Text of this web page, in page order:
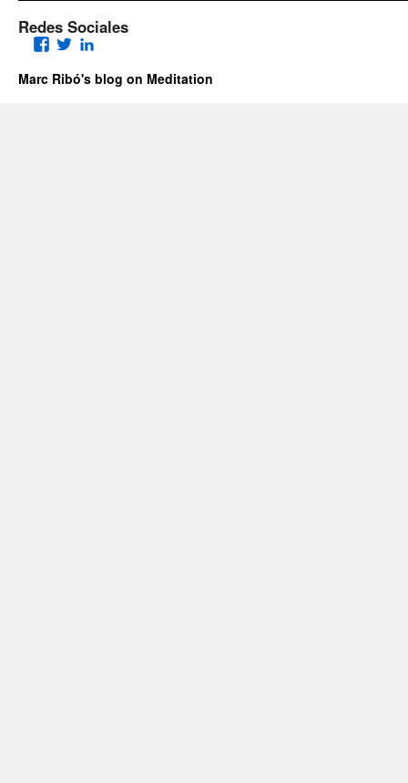
Redes Sociales
Facebook
Twitter
Marc Ribó's blog on Meditation